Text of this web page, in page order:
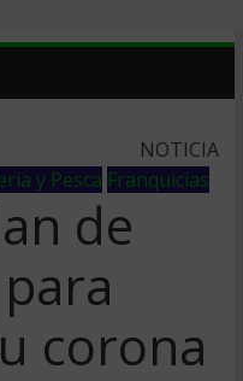
NOTICIA
y Pesca Franquicias
de
corona